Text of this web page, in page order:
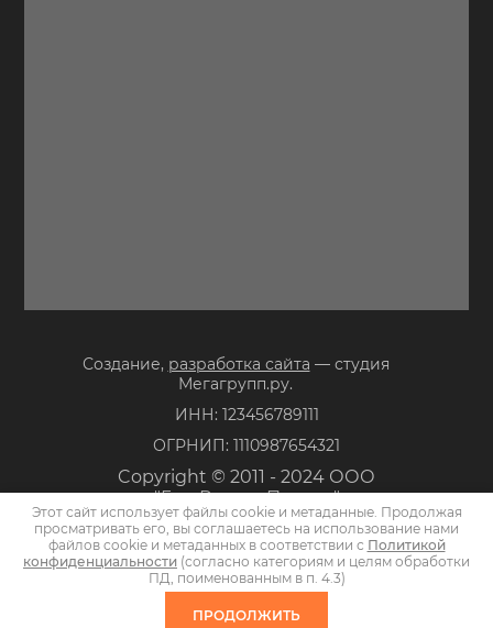
Создание, разработка сайта — студия
Мегагрупп.ру.
ИНН: 123456789111
ОГРНИП: 1110987654321
Copyright © 2011 - 2024 ООО
"ГлавРегионПроект"
Политика конфиденциальности
Этот сайт использует файлы cookie и метаданные. Продолжая
просматривать его, вы соглашаетесь на использование нами
файлов cookie и метаданных в соответствии с Политикой
конфиденциальности (согласно категориям и целям обработки
ПД, поименованным в п. 4.3)
ПРОДОЛЖИТЬ